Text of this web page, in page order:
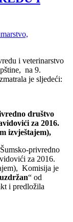
i veterinarstvo
na 9.
je sljedeći:
društvo
za 2016.
izvještajem),
privredno
za 2016.
Komisija je
uzdržan“ od
i predložila